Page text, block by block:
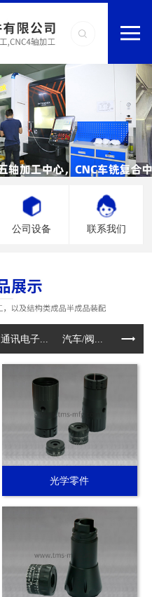
公司设备 联系我们
通讯电子... 汽车/阀... 电动工
光学零件